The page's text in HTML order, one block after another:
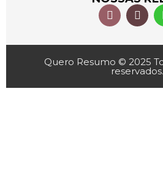
Quero Resumo © 2025
reservados.